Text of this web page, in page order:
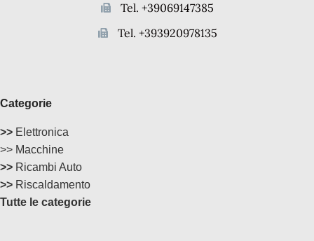
Tel. +39069147385
Tel. +393920978135
Categorie
>> Elettronica
>> Macchine
>> Ricambi Auto
>> Riscaldamento
Tutte le categorie